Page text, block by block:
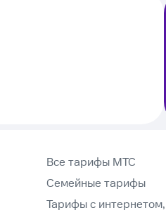
Все тарифы МТС
Семейные тарифы
Тарифы с